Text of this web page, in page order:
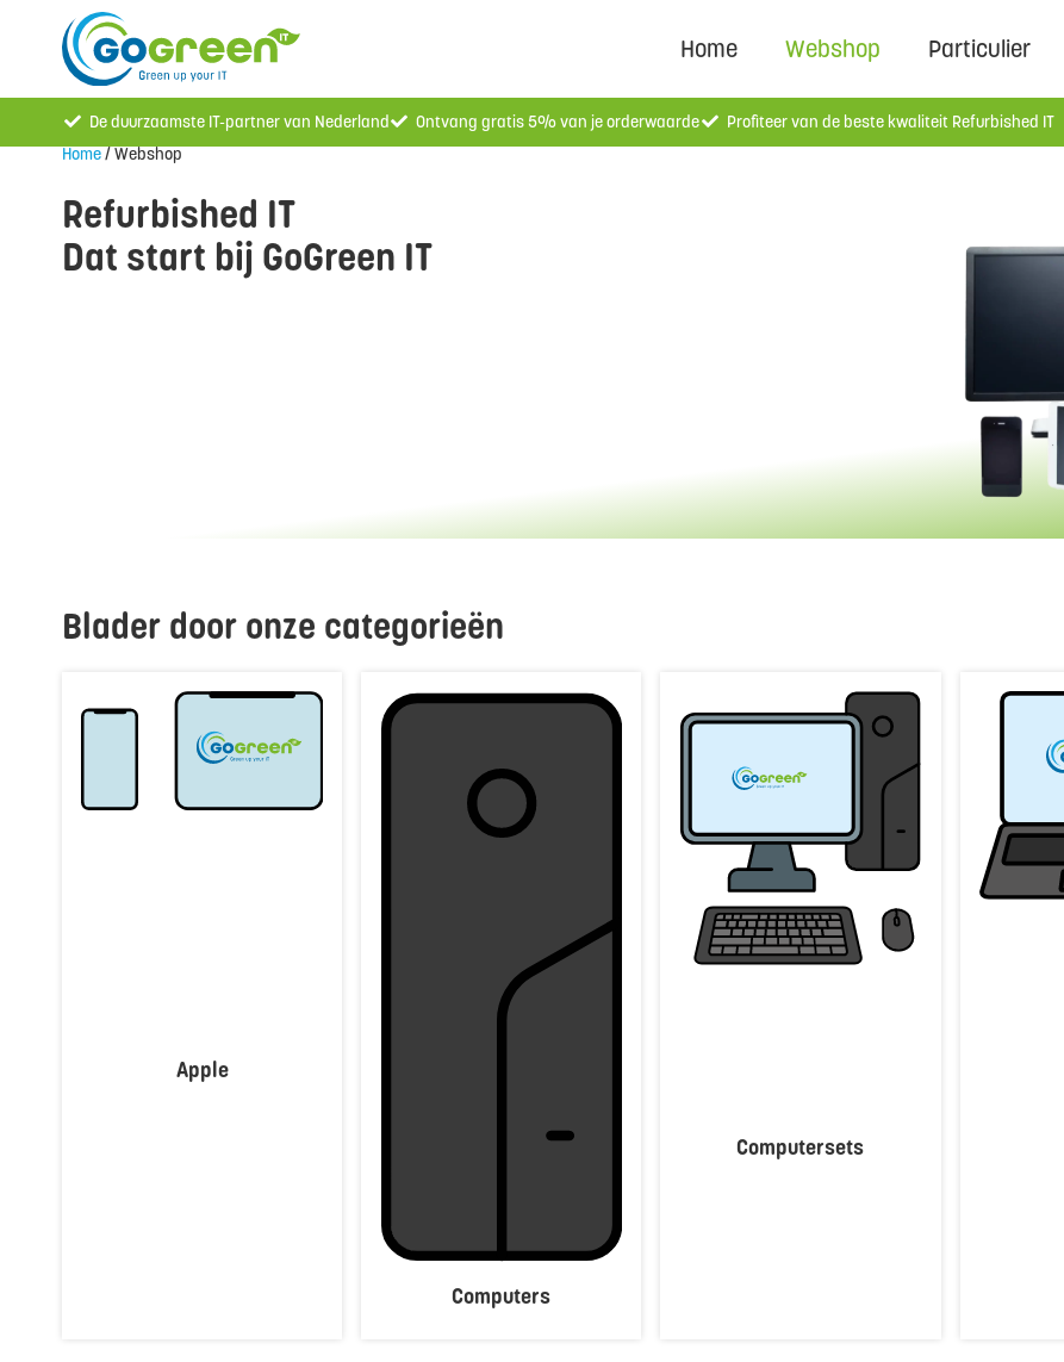
Home Webshop Particulier
De duurzaamste IT-partner van Nederland Ontvang gratis 5% van je orderwaarde Profiteer van de beste kwaliteit Refurbished IT
Home/ Webshop
Refurbished IT
Dat start bij GoGreen IT
Blader door onze categorieën
Apple
Computers
Computersets